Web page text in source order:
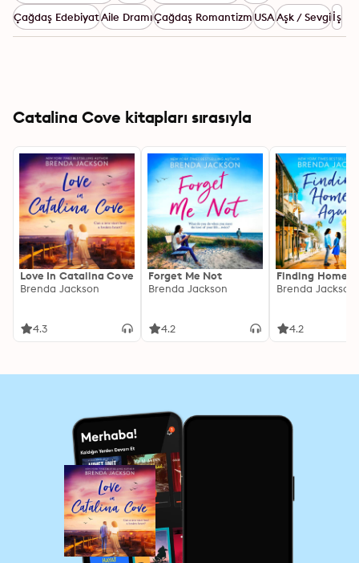
Çağdaş EdebiyatAile DramıÇağdaş RomantizmUSAAşk / Sevgiİş
Catalina Cove kitapları sırasıyla
Love In Catalina Cove
Brenda Jackson
4.3
Forget Me Not
Brenda Jackson
4.2
Finding Home
Brenda Jackson
4.2